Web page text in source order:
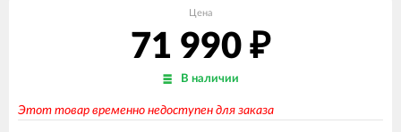
Цена
71 990 ₽
В наличии
Этот товар временно недоступен для заказа